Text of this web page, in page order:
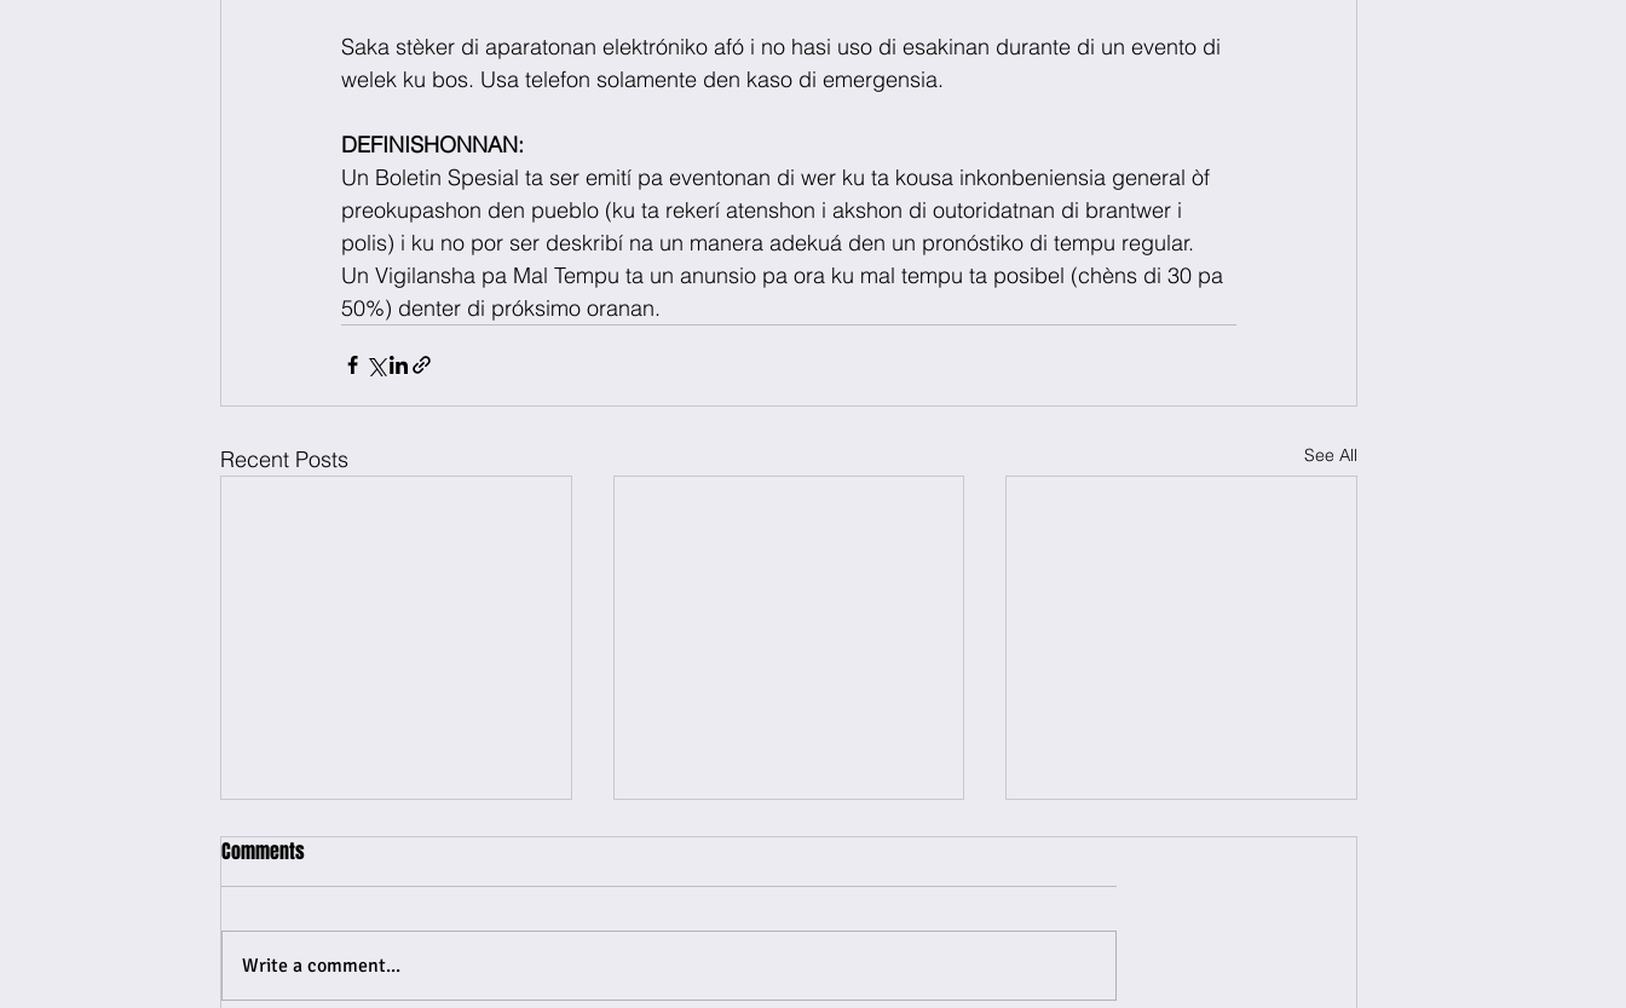
Saka stèker di aparatonan elektróniko afó i no hasi uso di esakinan durante di un evento di
welek ku bos. Usa telefon solamente den kaso di emergensia.
DEFINISHONNAN:
Un Boletin Spesial ta ser emití pa eventonan di wer ku ta kousa inkonbeniensia general òf
preokupashon den pueblo (ku ta rekerí atenshon i akshon di outoridatnan di brantwer i
polis) i ku no por ser deskribí na un manera adekuá den un pronóstiko di tempu regular.
Un Vigilansha pa Mal Tempu ta un anunsio pa ora ku mal tempu ta posibel (chèns di 30 pa
50%) denter di próksimo oranan.
Recent Posts See All
Comments
Write a comment...